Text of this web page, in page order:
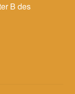
B des